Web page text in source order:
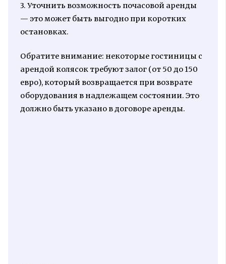
3. Уточнить возможность почасовой аренды
— это может быть выгодно при коротких
остановках.
Обратите внимание: некоторые гостиницы с
арендой колясок требуют залог (от 50 до 150
евро), который возвращается при возврате
оборудования в надлежащем состоянии. Это
должно быть указано в договоре аренды.